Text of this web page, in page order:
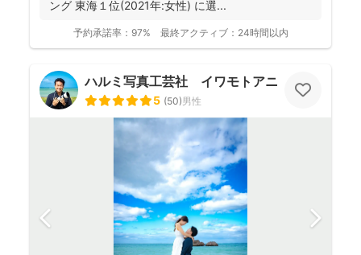
ング 東海１位(2021年:女性) に選...
予約承諾率： 97% 最終アクティブ： 24時間以内
ハルミ写真工芸社 イワモトアニ
5 (50)男性